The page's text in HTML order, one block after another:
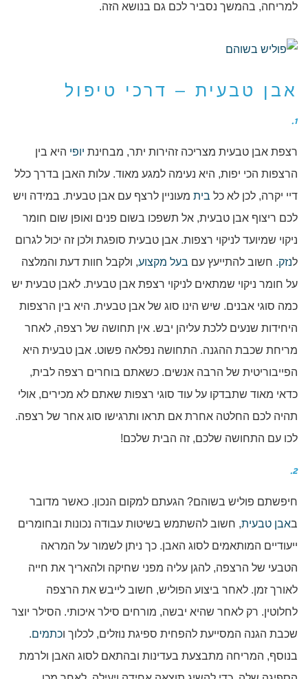
למריחה, בהמשך נסביר לכם גם בנושא הזה.
אבן טבעית – דרכי טיפול
1.
רצפת אבן טבעית מצריכה זהירות יתר, מבחינת יופי היא בין
הרצפות הכי יפות, היא נעימה למגע מאוד. עלות האבן בדרך כלל
דיי יקרה, לכן לא כל בית מעוניין לרצף עם אבן טבעית. במידה ויש
לכם ריצוף אבן טבעית, אל תשפכו בשום פנים ואופן שום חומר
ניקוי שמיועד לניקוי רצפות. אבן טבעית סופגת ולכן זה יכול לגרום
לנזק. חשוב להתייעץ עם בעל מקצוע, ולקבל חוות דעת והמלצה
על חומר ניקוי שמתאים לניקוי רצפת אבן טבעית. לאבן טבעית יש
כמה סוגי אבנים. שיש הינו סוג של אבן טבעית. היא בין הרצפות
היחידות שנעים ללכת עליהן יבש. אין תחושה של רצפה, לאחר
מריחת שכבת ההגנה. התחושה נפלאה פשוט. אבן טבעית היא
הפייבוריטית של הרבה אנשים. כשאתם בוחרים רצפה לבית,
כדאי מאוד שתבדקו על עוד סוגי רצפות שאתם לא מכירים, אולי
תהיה לכם החלטה אחרת אם תראו ותרגישו סוג אחר של רצפה.
לכו עם התחושה שלכם, זה הבית שלכם!
2.
חיפשתם פוליש בשוהם? הגעתם למקום הנכון. כאשר מדובר
באבן טבעית, חשוב להשתמש בשיטות עבודה נכונות ובחומרים
ייעודיים המותאמים לסוג האבן. כך ניתן לשמור על המראה
הטבעי של הרצפה, להגן עליה מפני שחיקה ולהאריך את חייה
לאורך זמן. לאחר ביצוע הפוליש, חשוב לייבש את הרצפה
לחלוטין. רק לאחר שהיא יבשה, מורחים סילר איכותי. הסילר יוצר
שכבת הגנה המסייעת להפחית ספיגת נוזלים, לכלוך וכתמים.
בנוסף, המריחה מתבצעת בעדינות ובהתאם לסוג האבן ולרמת